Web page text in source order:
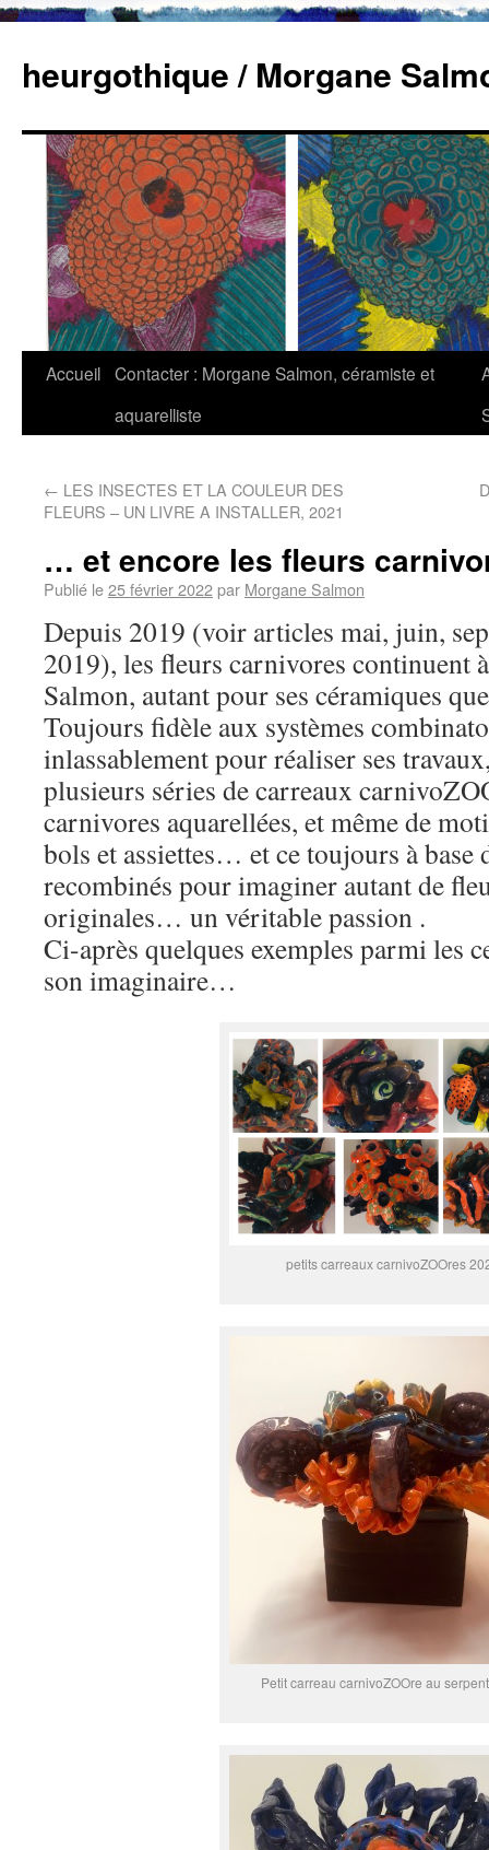
heurgothique / Morgane
Accueil Contacter : Morgane Salmon, céramiste et
aquarelliste
← LES INSECTES ET LA COULEUR DES
FLEURS – UN LIVRE A INSTALLER, 2021
… et encore les fleurs
Publié le25 février 2022par Morgane Salmon
Depuis 2019 (voir articles mai, juin,
2019), les fleurs carnivores continuent
Salmon, autant pour ses céramiques
Toujours fidèle aux systèmes
inlassablement pour réaliser ses
plusieurs séries de carreaux
carnivores aquarellées, et même de
bols et assiettes… et ce toujours à base
recombinés pour imaginer autant de
originales… un véritable passion .
Ci-après quelques exemples parmi les
son imaginaire…
petits carreaux carnivoZOOres
Petit carreau carnivoZOOre au